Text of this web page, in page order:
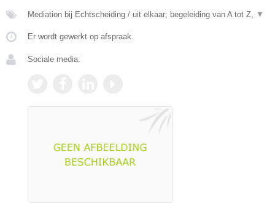
Mediation bij Echtscheiding / uit elkaar; begeleiding van A tot Z, ▼
Er wordt gewerkt op afspraak.
Sociale media: